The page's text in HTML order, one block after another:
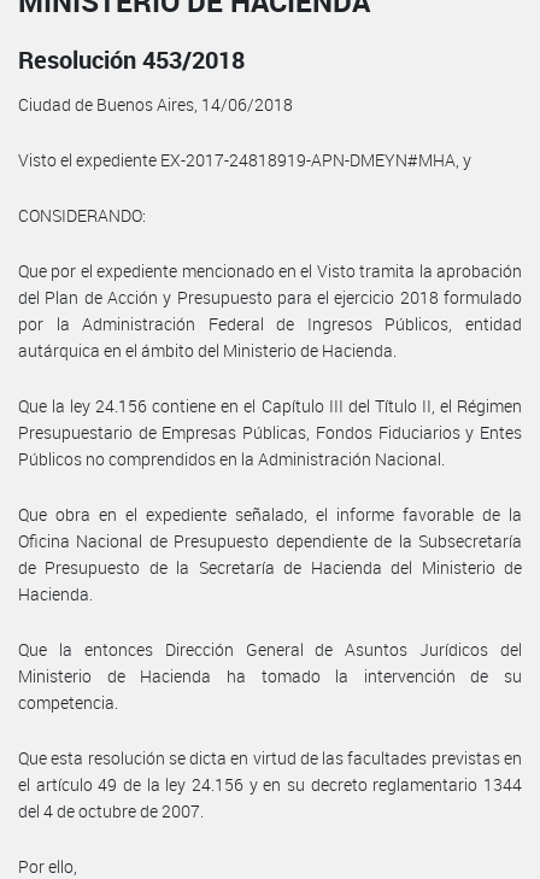
Resolución 453/2018
Ciudad de Buenos Aires, 14/06/2018
Visto el expediente EX-2017-24818919-APN-DMEYN#MHA, y
CONSIDERANDO:
Que por el expediente mencionado en el Visto tramita la aprobación
del Plan de Acción y Presupuesto para el ejercicio 2018 formulado
por la Administración Federal de Ingresos Públicos, entidad
autárquica en el ámbito del Ministerio de Hacienda.
Que la ley 24.156 contiene en el Capítulo III del Título II, el Régimen
Presupuestario de Empresas Públicas, Fondos Fiduciarios y Entes
Públicos no comprendidos en la Administración Nacional.
Que obra en el expediente señalado, el informe favorable de la
Oficina Nacional de Presupuesto dependiente de la Subsecretaría
de Presupuesto de la Secretaría de Hacienda del Ministerio de
Hacienda.
Que la entonces Dirección General de Asuntos Jurídicos del
Ministerio de Hacienda ha tomado la intervención de su
competencia.
Que esta resolución se dicta en virtud de las facultades previstas en
el artículo 49 de la ley 24.156 y en su decreto reglamentario 1344
del 4 de octubre de 2007.
Por ello,